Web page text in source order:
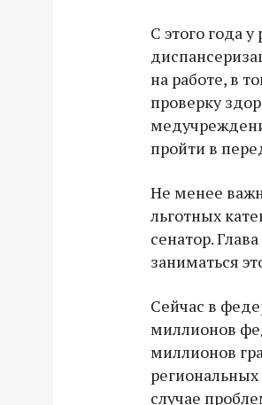
С этого года
на работе, в
проверку
пройти в
Не менее
льготных
сенатор.
заниматься
Сейчас в
миллионов
миллионов
случае